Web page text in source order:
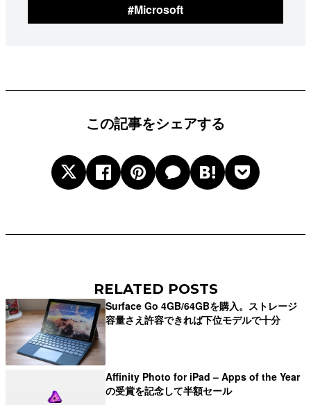
#Microsoft
この記事をシェアする
RELATED POSTS
Surface Go 4GB/64GBを購入。ストレージ
容量さえ許容できれば下位モデルで十分
Affinity Photo for iPad – Apps of the Year
の受賞を記念して半額セール